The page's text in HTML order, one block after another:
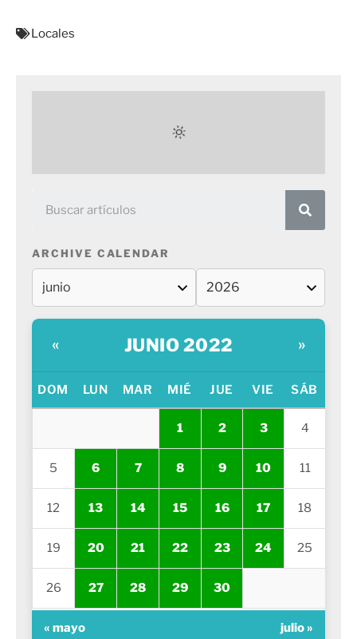
Locales
ARCHIVE CALENDAR
« JUNIO 2022 »
DOM LUN MAR MIÉ JUE VIE SÁB
1 2 3 4
5 6 7 8 9 10 11
12 13 14 15 16 17 18
19 20 21 22 23 24 25
26 27 28 29 30
« mayo julio »